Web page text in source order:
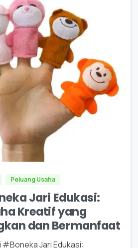
Peluang Usaha
Jari Edukasi:
Kreatif yang
dan Bermanfaat
Jari Edukasi: